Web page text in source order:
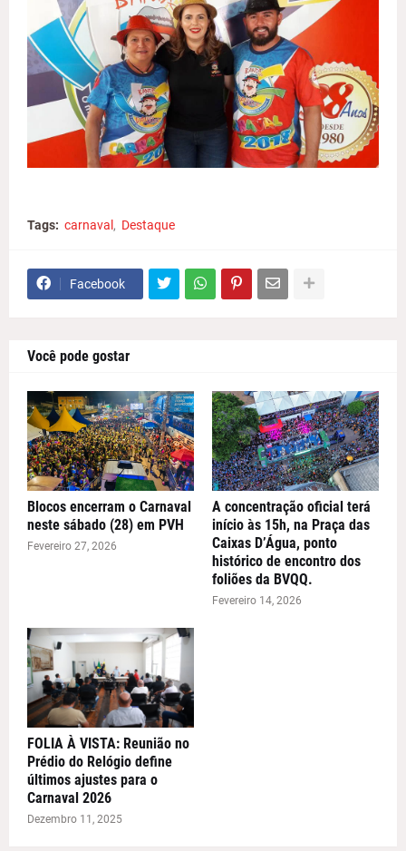
Tags: carnaval Destaque
Facebook
Você pode gostar
Blocos encerram o Carnaval
neste sábado (28) em PVH
Fevereiro 27, 2026
A concentração oficial terá
início às 15h, na Praça das
Caixas D’Água, ponto
histórico de encontro dos
foliões da BVQQ.
Fevereiro 14, 2026
FOLIA À VISTA: Reunião no
Prédio do Relógio define
últimos ajustes para o
Carnaval 2026
Dezembro 11, 2025